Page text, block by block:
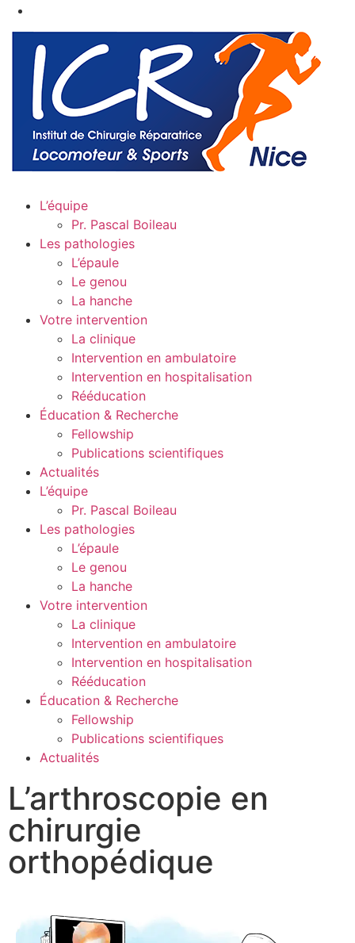
L’équipe
Pr. Pascal Boileau
Les pathologies
L’épaule
Le genou
La hanche
Votre intervention
La clinique
Intervention en ambulatoire
Intervention en hospitalisation
Rééducation
Éducation & Recherche
Fellowship
Publications scientifiques
Actualités
L’équipe
Pr. Pascal Boileau
Les pathologies
L’épaule
Le genou
La hanche
Votre intervention
La clinique
Intervention en ambulatoire
Intervention en hospitalisation
Rééducation
Éducation & Recherche
Fellowship
Publications scientifiques
Actualités
L’arthroscopie en
chirurgie
orthopédique